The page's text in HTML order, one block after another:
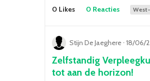
0 Likes 0 Reacties
Stijn De Jaeghere ᐧ 18/06/
Zelfstandig
tot aan de horizon!